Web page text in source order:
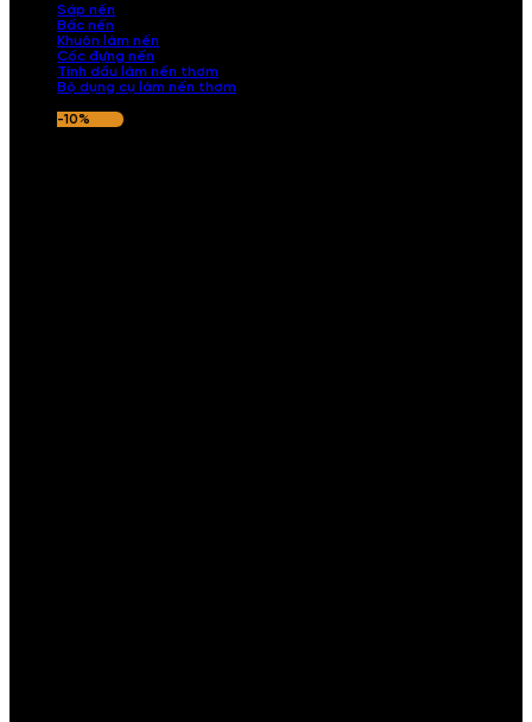
Sáp nến
Bấc nến
Khuôn làm nến
Cốc đựng nến
Tinh dầu làm nến thơm
Bộ dụng cụ làm nến thơm
-10%